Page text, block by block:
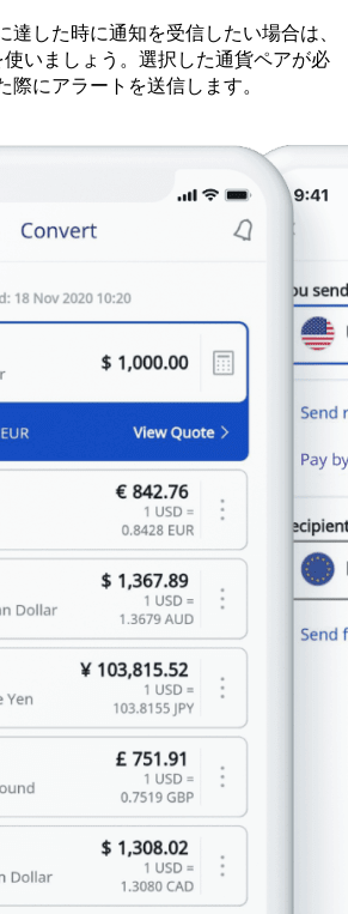
達した時に通知を受信したい場合は、
いましょう。選択した通貨ペアが必
にアラートを送信します。